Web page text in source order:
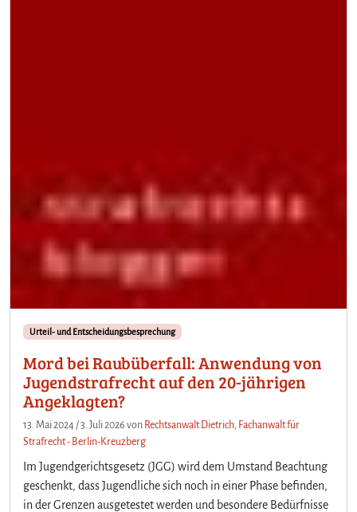
Urteil- und Entscheidungsbesprechung
Mord bei Raubüberfall: Anwendung von
Jugendstrafrecht auf den 20-jährigen
Angeklagten?
13. Mai 2024 /3. Juli 2026 von Rechtsanwalt Dietrich, Fachanwalt für
Strafrecht - Berlin-Kreuzberg
Im Jugendgerichtsgesetz (JGG) wird dem Umstand Beachtung
geschenkt, dass Jugendliche sich noch in einer Phase befinden,
in der Grenzen ausgetestet werden und besondere Bedürfnisse